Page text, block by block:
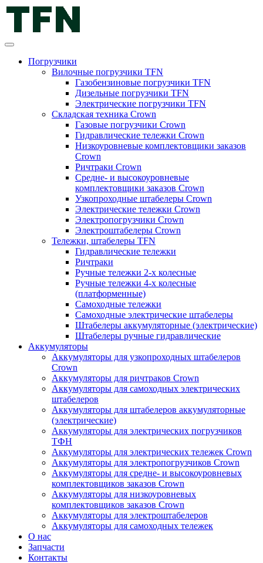
Погрузчики
Вилочные погрузчики TFN
Газобензиновые погрузчики TFN
Дизельные погрузчики TFN
Электрические погрузчики TFN
Складская техника Crown
Газовые погрузчики Crown
Гидравлические тележки Crown
Низкоуровневые комплектовщики заказов
Crown
Ричтраки Crown
Средне- и высокоуровневые
комплектовщики заказов Crown
Узкопроходные штабелеры Crown
Электрические тележки Crown
Электропогрузчики Crown
Электроштабелеры Crown
Тележки, штабелеры TFN
Гидравлические тележки
Ричтраки
Ручные тележки 2-х колесные
Ручные тележки 4-х колесные
(платформенные)
Самоходные тележки
Самоходные электрические штабелеры
Штабелеры аккумуляторные (электрические)
Штабелеры ручные гидравлические
Аккумуляторы
Аккумуляторы для узкопроходных штабелеров
Crown
Аккумуляторы для ричтраков Crown
Аккумуляторы для самоходных электрических
штабелеров
Аккумуляторы для штабелеров аккумуляторные
(электрические)
Аккумуляторы для электрических погрузчиков
ТФН
Аккумуляторы для электрических тележек Crown
Аккумуляторы для электропогрузчиков Crown
Аккумуляторы для средне- и высокоуровневых
комплектовщиков заказов Crown
Аккумуляторы для низкоуровневых
комплектовщиков заказов Crown
Аккумуляторы для электроштабелеров
Аккумуляторы для самоходных тележек
О нас
Запчасти
Контакты